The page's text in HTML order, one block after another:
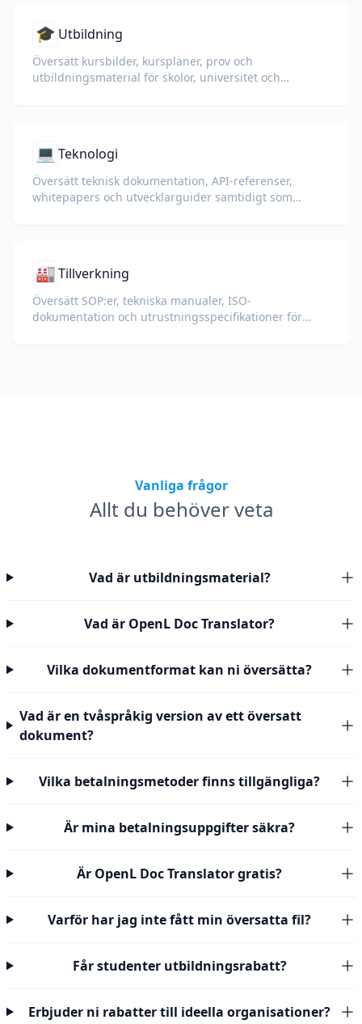
🎓 Utbildning
Översätt kursbilder, kursplaner, prov och
utbildningsmaterial för skolor, universitet och
💻 Teknologi
Översätt teknisk dokumentation, API-referenser,
whitepapers och utvecklarguider samtidigt som
🏭Tillverkning
Översätt SOP:er, tekniska manualer, ISO-
dokumentation och utrustningsspecifikationer för
Vanliga frågor
Allt du behöver veta
Vad är utbildningsmaterial?
Vad är OpenL Doc Translator?
Vilka dokumentformat kan ni översätta?
Vad är en tvåspråkig version av ett översatt
dokument?
Vilka betalningsmetoder finns tillgängliga?
Är mina betalningsuppgifter säkra?
Är OpenL Doc Translator gratis?
Varför har jag inte fått min översatta fil?
Får studenter utbildningsrabatt?
Erbjuder ni rabatter till ideella organisationer?